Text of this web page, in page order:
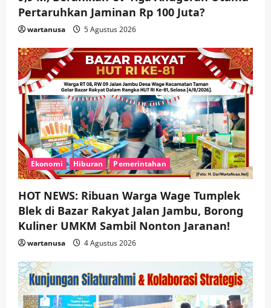
Pertaruhkan Jaminan Rp 100 Juta?
wartanusa 5 Agustus 2026
Ekonomi Hiburan Pemerintahan
HOT NEWS: Ribuan Warga Wage Tumplek
Blek di Bazar Rakyat Jalan Jambu, Borong
Kuliner UMKM Sambil Nonton Jaranan!
wartanusa 4 Agustus 2026